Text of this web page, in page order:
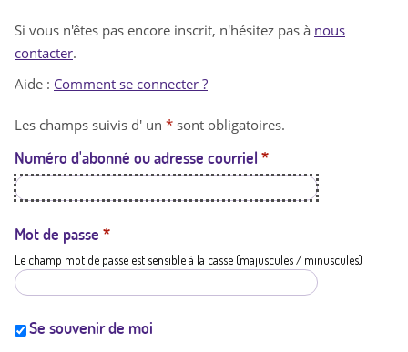
n
t
a
t
i
Si vous n'êtes pas encore inscrit, n'hésitez pas à nous
contacter.
Aide : Comment se connecter ?
Les champs suivis d' un * sont obligatoires.
Numéro d'abonné ou adresse courriel *
Mot de passe *
Le champ mot de passe est sensible à la casse (majuscules / minuscules)
Se souvenir de moi